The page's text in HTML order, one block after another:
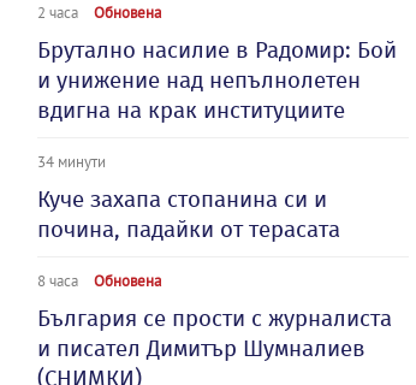
2 часа Обновена
Брутално насилие в Радомир: Бой
и унижение над непълнолетен
вдигна на крак институциите
34 минути
Куче захапа стопанина си и
почина, падайки от терасата
8 часа Обновена
България се прости с журналиста
и писател Димитър Шумналиев
(СНИМКИ)